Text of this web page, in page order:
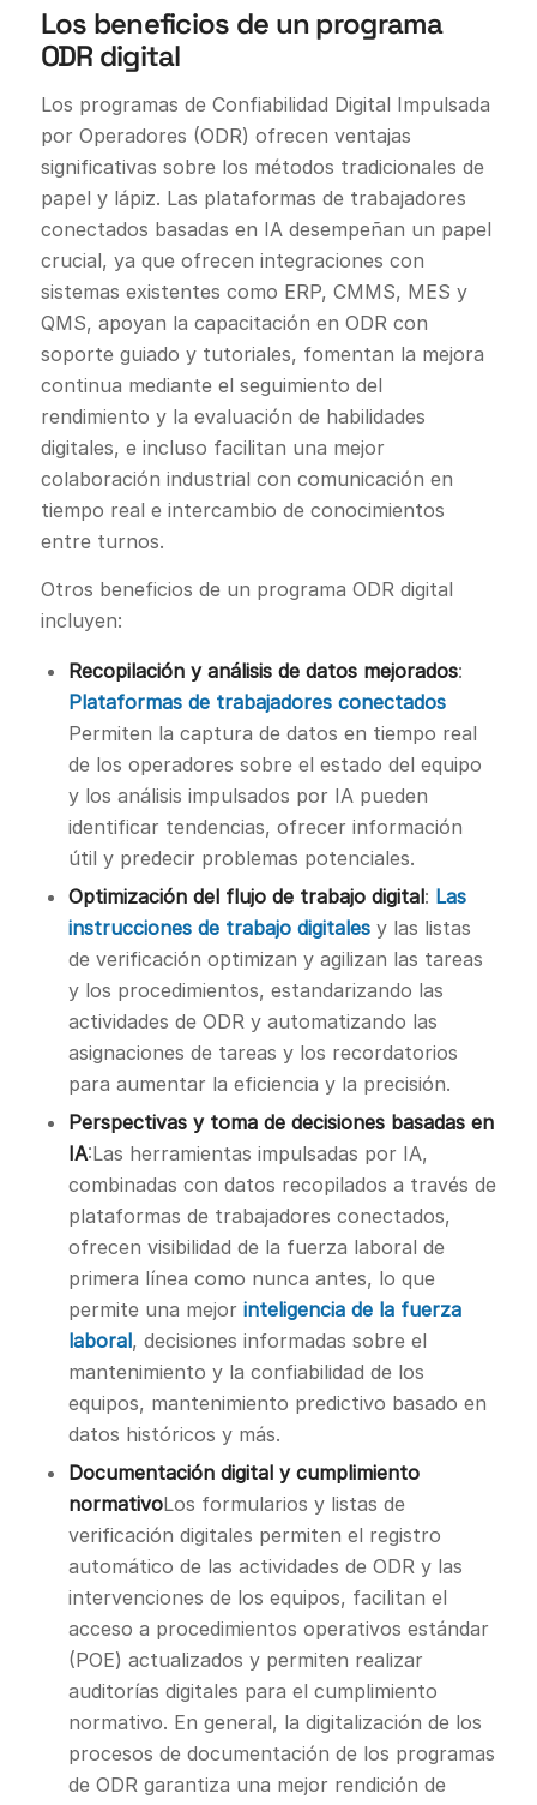
Los beneficios de un programa
ODR digital
Los programas de Confiabilidad Digital Impulsada
por Operadores (ODR) ofrecen ventajas
significativas sobre los métodos tradicionales de
papel y lápiz. Las plataformas de trabajadores
conectados basadas en IA desempeñan un papel
crucial, ya que ofrecen integraciones con
sistemas existentes como ERP, CMMS, MES y
QMS, apoyan la capacitación en ODR con
soporte guiado y tutoriales, fomentan la mejora
continua mediante el seguimiento del
rendimiento y la evaluación de habilidades
digitales, e incluso facilitan una mejor
colaboración industrial con comunicación en
tiempo real e intercambio de conocimientos
entre turnos.
Otros beneficios de un programa ODR digital
incluyen:
Recopilación y análisis de datos mejorados:
Plataformas de trabajadores conectados
Permiten la captura de datos en tiempo real
de los operadores sobre el estado del equipo
y los análisis impulsados por IA pueden
identificar tendencias, ofrecer información
útil y predecir problemas potenciales.
Optimización del flujo de trabajo digital: Las
instrucciones de trabajo digitalesy las listas
de verificación optimizan y agilizan las tareas
y los procedimientos, estandarizando las
actividades de ODR y automatizando las
asignaciones de tareas y los recordatorios
para aumentar la eficiencia y la precisión.
Perspectivas y toma de decisiones basadas en
IA:Las herramientas impulsadas por IA,
combinadas con datos recopilados a través de
plataformas de trabajadores conectados,
ofrecen visibilidad de la fuerza laboral de
primera línea como nunca antes, lo que
permite una mejor inteligencia de la fuerza
laboral, decisiones informadas sobre el
mantenimiento y la confiabilidad de los
equipos, mantenimiento predictivo basado en
datos históricos y más.
Documentación digital y cumplimiento
normativoLos formularios y listas de
verificación digitales permiten el registro
automático de las actividades de ODR y las
intervenciones de los equipos, facilitan el
acceso a procedimientos operativos estándar
(POE) actualizados y permiten realizar
auditorías digitales para el cumplimiento
normativo. En general, la digitalización de los
procesos de documentación de los programas
de ODR garantiza una mejor rendición de